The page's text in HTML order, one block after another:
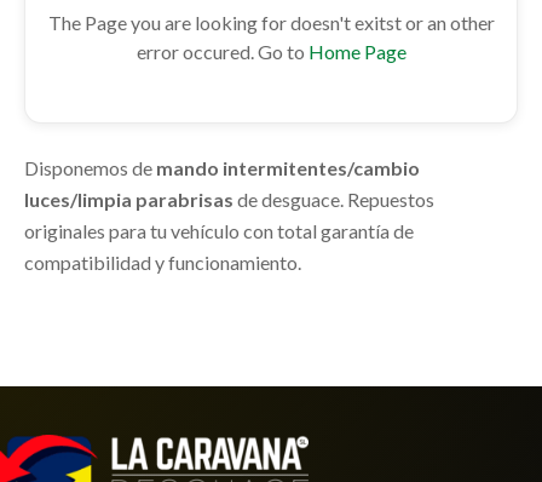
The Page you are looking for doesn't exitst or an other
error occured. Go to Home Page
Disponemos de mando intermitentes/cambio
luces/limpia parabrisas de desguace. Repuestos
originales para tu vehículo con total garantía de
compatibilidad y funcionamiento.